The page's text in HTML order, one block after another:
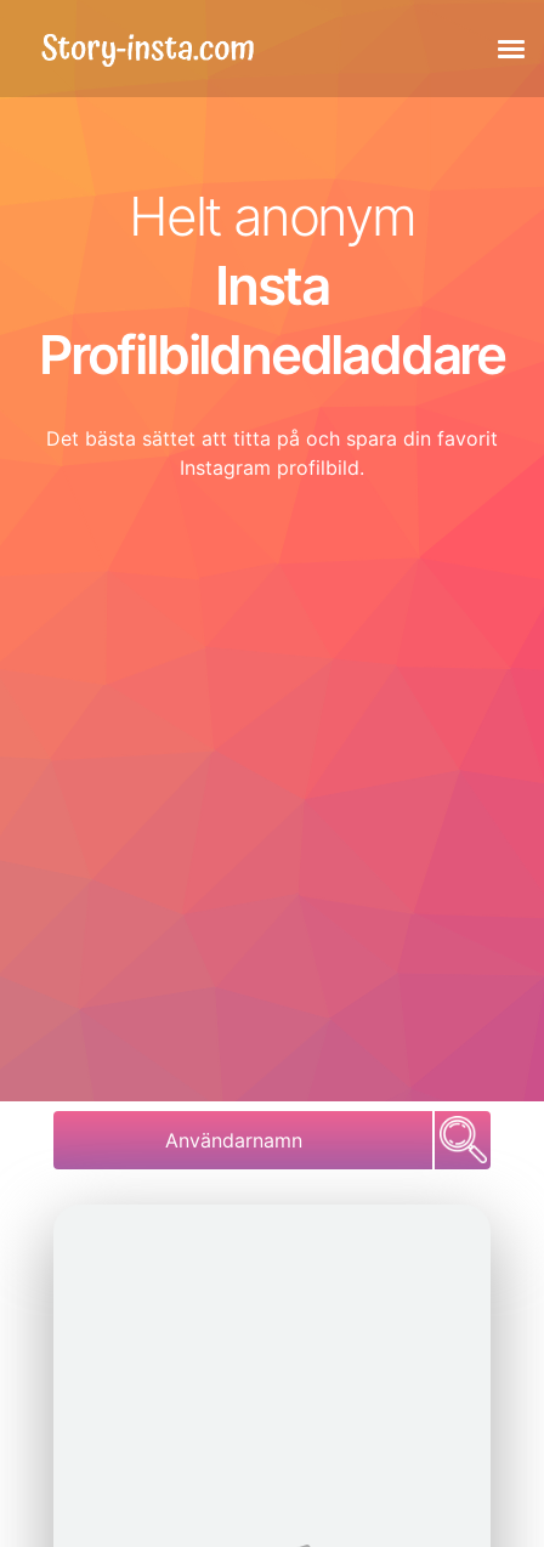
Highlights
Inlägg
Taggade inlägg
Reels
Helt anonym
Insta
Profilbildnedladdare
Det bästa sättet att titta på och spara din favorit
Instagram profilbild.